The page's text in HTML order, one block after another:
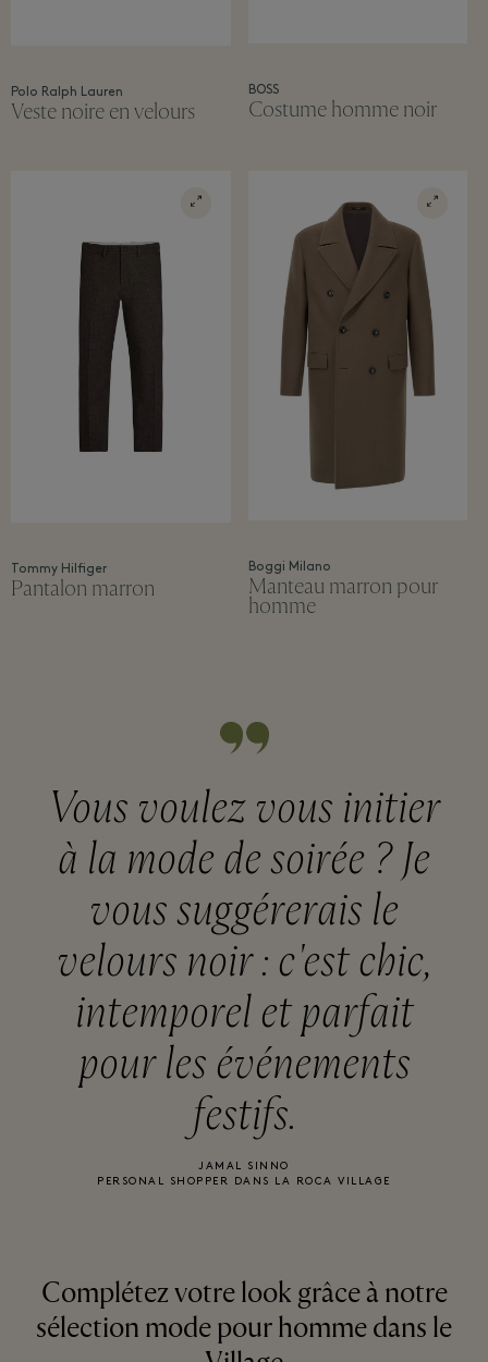
Polo Ralph Lauren
Veste noire en velours
BOSS
Costume homme noir
Tommy Hilfiger
Pantalon marron
Boggi Milano
Manteau marron pour
homme
Vous voulez vous initier
à la mode de soirée ? Je
vous suggérerais le
velours noir : c'est chic,
intemporel et parfait
pour les événements
festifs.
JAMAL SINNO
PERSONAL SHOPPER DANS LA ROCA VILLAGE
Complétez votre look grâce à notre
sélection mode pour homme dans le